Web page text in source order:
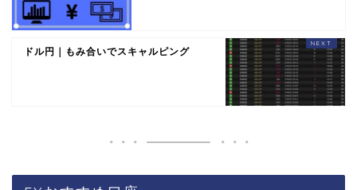
ドル円｜もみ合いでスキャルピング